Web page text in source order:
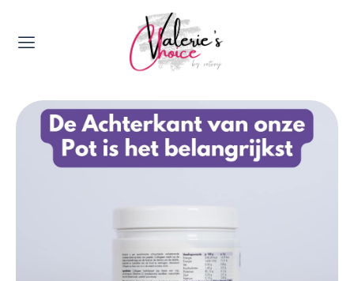
Valerie's Topics
Travel & Culture
Food & Drinks
Happyness & Opmerkelijk
Top 5 van Valerie
Huis & Tuin